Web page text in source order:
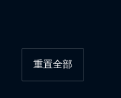
重置全部